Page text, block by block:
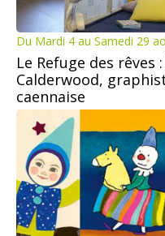
Du Mardi 4 au Samedi 29
Le Refuge des rêves
Calderwood,
caennaise